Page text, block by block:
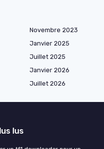
Novembre 2023
Janvier 2025
Juillet 2025
Janvier 2026
Juillet 2026
lus